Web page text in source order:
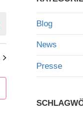
Blog
News
Presse